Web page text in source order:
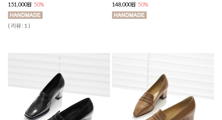
151,000원 50%
( 리뷰 : 1 )
148,000원 50%